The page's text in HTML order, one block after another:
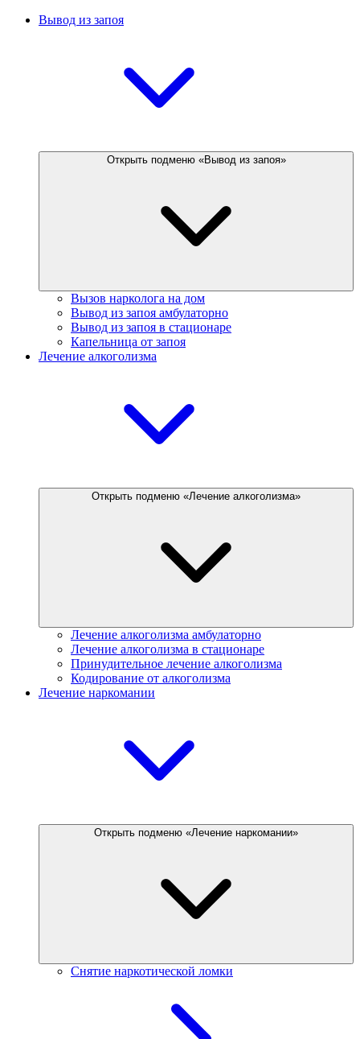
Вывод из запоя
Открыть подменю «Вывод из запоя»
Вызов нарколога на дом
Вывод из запоя амбулаторно
Вывод из запоя в стационаре
Капельница от запоя
Лечение алкоголизма
Открыть подменю «Лечение алкоголизма»
Лечение алкоголизма амбулаторно
Лечение алкоголизма в стационаре
Принудительное лечение алкоголизма
Кодирование от алкоголизма
Лечение наркомании
Открыть подменю «Лечение наркомании»
Снятие наркотической ломки